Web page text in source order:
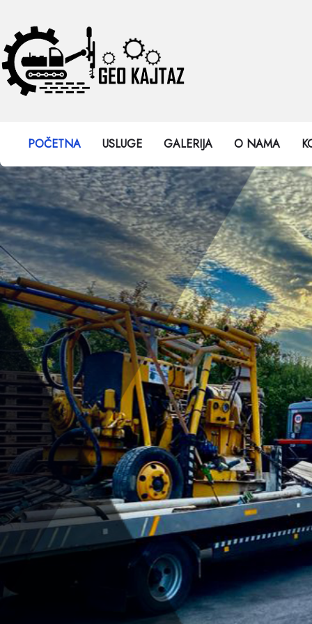
POČETNA USLUGE GALERIJA O NAMA